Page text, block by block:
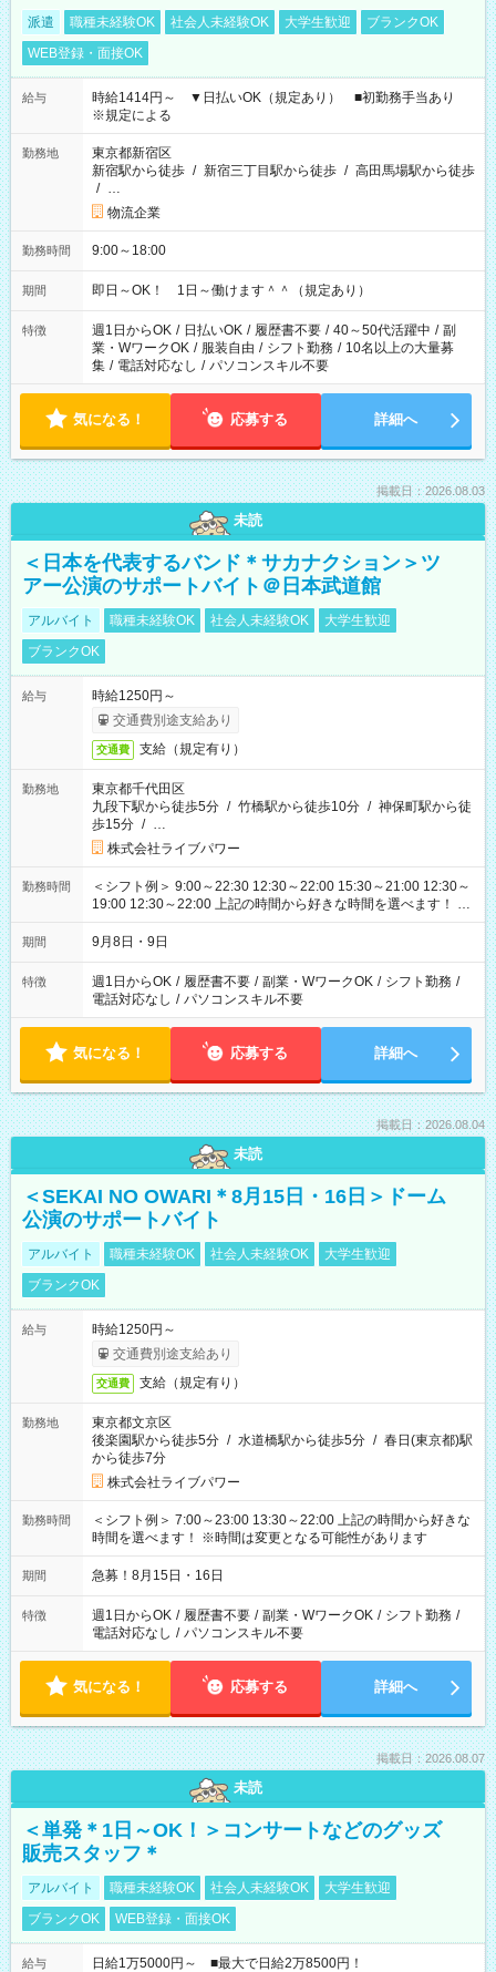
派遣 職種未経験OK 社会人未経験OK 大学生歓迎
ブランクOK
WEB登録・面接OK
給与
時給1414円～ ▼日払いOK（規定あり） ■初勤務手当あり
※規定による
勤務地
東京都新宿区
新宿駅から徒歩 / 新宿三丁目駅から徒歩 / 高田馬場駅から徒歩
/ …
物流企業
勤務時間 9:00～18:00
期間 即日～OK！ 1日～働けます＾＾（規定あり）
特徴 週1日からOK / 日払いOK / 履歴書不要 / 40～50代活躍中 / 副
業・WワークOK / 服装自由 / シフト勤務 / 10名以上の大量募
集 / 電話対応なし / パソコンスキル不要
気になる！ 応募する 詳細へ
掲載日：2026.08.03
未読
＜日本を代表するバンド＊サカナクション＞ツ
アー公演のサポートバイト＠日本武道館
アルバイト 職種未経験OK 社会人未経験OK
大学生歓迎
ブランクOK
給与
時給1250円～
交通費別途支給あり
交通費 支給（規定有り）
勤務地
東京都千代田区
九段下駅から徒歩5分 / 竹橋駅から徒歩10分 / 神保町駅から徒
歩15分 / …
株式会社ライブパワー
勤務時間
＜シフト例＞ 9:00～22:30 12:30～22:00 15:30～21:00 12:30～
19:00 12:30～22:00 上記の時間から好きな時間を選べます！ ※
時間は変更となる可能性があります
期間 9月8日・9日
特徴 週1日からOK / 履歴書不要 / 副業・WワークOK / シフト勤務 /
電話対応なし / パソコンスキル不要
気になる！ 応募する 詳細へ
掲載日：2026.08.04
未読
＜SEKAI NO OWARI＊8月15日・16日＞ドーム
公演のサポートバイト
アルバイト 職種未経験OK 社会人未経験OK
大学生歓迎
ブランクOK
給与
時給1250円～
交通費別途支給あり
交通費 支給（規定有り）
勤務地
東京都文京区
後楽園駅から徒歩5分 / 水道橋駅から徒歩5分 / 春日(東京都)駅
から徒歩7分
株式会社ライブパワー
勤務時間
＜シフト例＞ 7:00～23:00 13:30～22:00 上記の時間から好きな
時間を選べます！ ※時間は変更となる可能性があります
期間 急募！8月15日・16日
特徴 週1日からOK / 履歴書不要 / 副業・WワークOK / シフト勤務 /
電話対応なし / パソコンスキル不要
気になる！ 応募する 詳細へ
掲載日：2026.08.07
未読
＜単発＊1日～OK！＞コンサートなどのグッズ
販売スタッフ＊
アルバイト 職種未経験OK 社会人未経験OK
大学生歓迎
ブランクOK
WEB登録・面接OK
給与 日給1万5000円～ ■最大で日給2万8500円！